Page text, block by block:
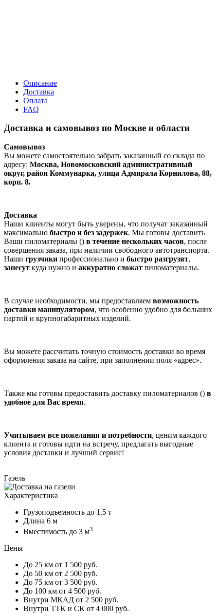
Описание
Доставка
Оплата
FAQ
Доставка и самовывоз по Москве и области
Самовывоз
Вы можете самостоятельно забрать заказанный со склада по
адресу: Москва, Новомосковский административный
округ, район Коммунарка, улица Адмирала Корнилова, 88,
корп. 8.
Доставка
Наши клиенты могут быть уверены, что получат заказанный
максимально быстро и без задержек. Мы готовы доставить
Ваши пиломатериалы () в течение нескольких часов, после
совершения заказа, при наличии свободного автотранспорта.
Наши грузчики профессионально и быстро разгрузят,
занесут куда нужно и аккуратно сложат пиломатериалы.
В случае необходимости, мы предоставляем возможность
доставки манипулятором, что особенно удобно для больших
партий и крупногабаритных изделий.
Вы можете рассчитать точную стоимость доставки во время
оформления заказа на сайте, при заполнении поля «адрес».
Также мы готовы предоставить доставку пиломатериалов () в
удобное для Вас время.
Учитываем все пожелания и потребности, ценим каждого
клиента и готовы идти на встречу, предлагать выгодные
условия доставки и лучший сервис!
Газель
Характеристика
Грузоподъемность до 1,5 т
Длина 6 м
Вместимость до 3 м3
Цены
До 25 км от 1 500 руб.
До 50 км от 2 500 руб.
До 75 км от 3 500 руб.
До 100 км от 4 500 руб.
Внутри МКАД от 2 500 руб.
Внутри ТТК и СК от 4 000 руб.